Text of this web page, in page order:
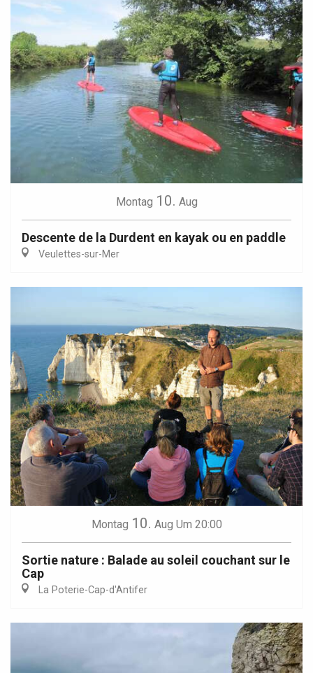
Montag 10. Aug
Descente de la Durdent en kayak ou en paddle
Veulettes-sur-Mer
Montag 10. Aug Um 20:00
Sortie nature : Balade au soleil couchant sur le
Cap
La Poterie-Cap-d'Antifer